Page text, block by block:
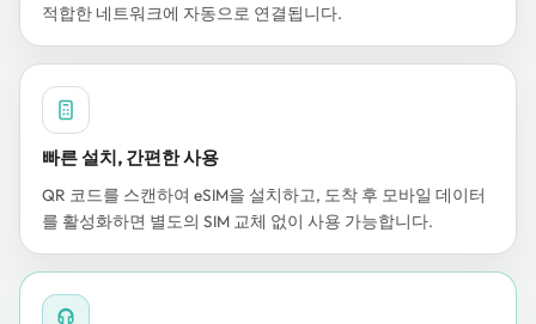
적합한 네트워크에 자동으로 연결됩니다.
빠른 설치, 간편한 사용
QR 코드를 스캔하여 eSIM을 설치하고, 도착 후 모바일 데이터
를 활성화하면 별도의 SIM 교체 없이 사용 가능합니다.